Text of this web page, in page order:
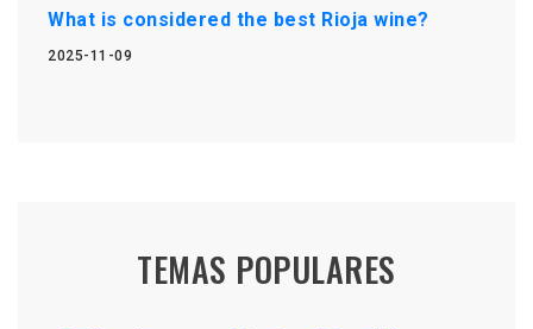
What is considered the best Rioja wine?
2025-11-09
TEMAS POPULARES